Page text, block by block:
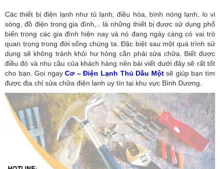
Các thiết bị điện lạnh như tủ lạnh, điều hòa, bình nóng lạnh, lo vi
sóng, đồ điện trong gia đình,.. là những thiết bị được sử dụng phổ
biến trong các gia đình hiện nay và nó đang ngày càng có vai trò
quan trọng trong đời sống chúng ta. Đặc biệt sau một quá trình sử
dụng sẽ không tránh khỏi hư hỏng cần phải sửa chữa. Biết được
điều đó và nhu cầu của khách hàng nên bài viết dưới đây sẽ rất tốt
cho bạn. Gọi ngayCơ – Điện Lạnh Thủ Dầu Một sẽ giúp bạn tìm
được địa chỉ sửa chữa điện lạnh uy tín tại khu vực Bình Dương.